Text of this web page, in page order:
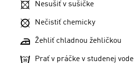
Nesušiť v sušičke
Nečistiť chemicky
Žehliť chladnou žehličkou
Prať v práčke v studenej vode